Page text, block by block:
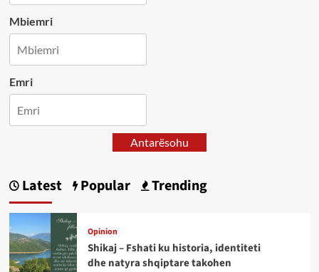
Mbiemri
Emri
Antarësohu
Latest Popular Trending
Opinion
Shikaj – Fshati ku historia, identiteti
dhe natyra shqiptare takohen